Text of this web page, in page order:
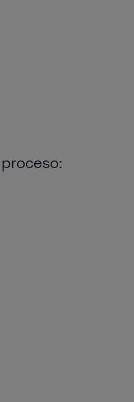
proceso: